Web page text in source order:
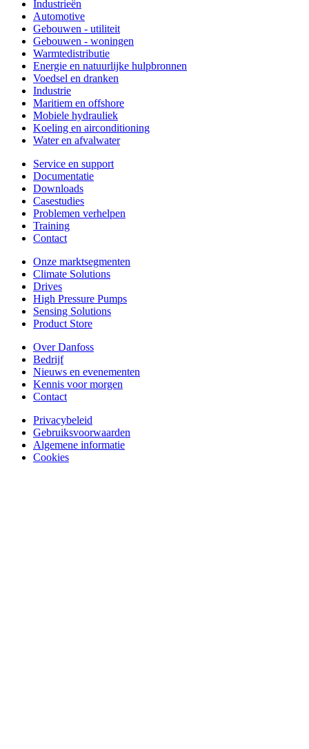
Industrieën
Automotive
Gebouwen - utiliteit
Gebouwen - woningen
Warmtedistributie
Energie en natuurlijke hulpbronnen
Voedsel en dranken
Industrie
Maritiem en offshore
Mobiele hydrauliek
Koeling en airconditioning
Water en afvalwater
Service en support
Documentatie
Downloads
Casestudies
Problemen verhelpen
Training
Contact
Onze marktsegmenten
Climate Solutions
Drives
High Pressure Pumps
Sensing Solutions
Product Store
Over Danfoss
Bedrijf
Nieuws en evenementen
Kennis voor morgen
Contact
Privacybeleid
Gebruiksvoorwaarden
Algemene informatie
Cookies